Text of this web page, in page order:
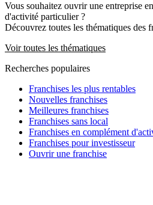
Vous souhaitez ouvrir une entreprise
d'activité particulier ?
Découvrez toutes les thématiques des
Voir toutes les thématiques
Recherches populaires
Franchises les plus rentables
Nouvelles franchises
Meilleures franchises
Franchises sans local
Franchises en complément
Franchises pour investisseur
Ouvrir une franchise